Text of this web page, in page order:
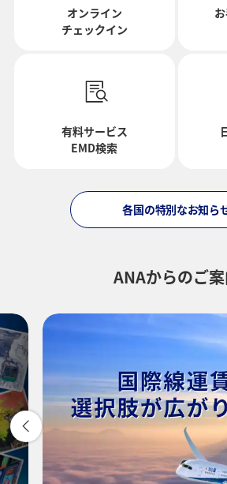
経由地および乗り継ぎ所要時間を追
復路出発日および時間帯
経由地および乗り継ぎ所要時間を追加
プロモーションコードにつ
前後3日の運賃を検索
オンライン
チェックイン
有料サービス
EMD検索
各国の特別なお知ら
ANAからのご